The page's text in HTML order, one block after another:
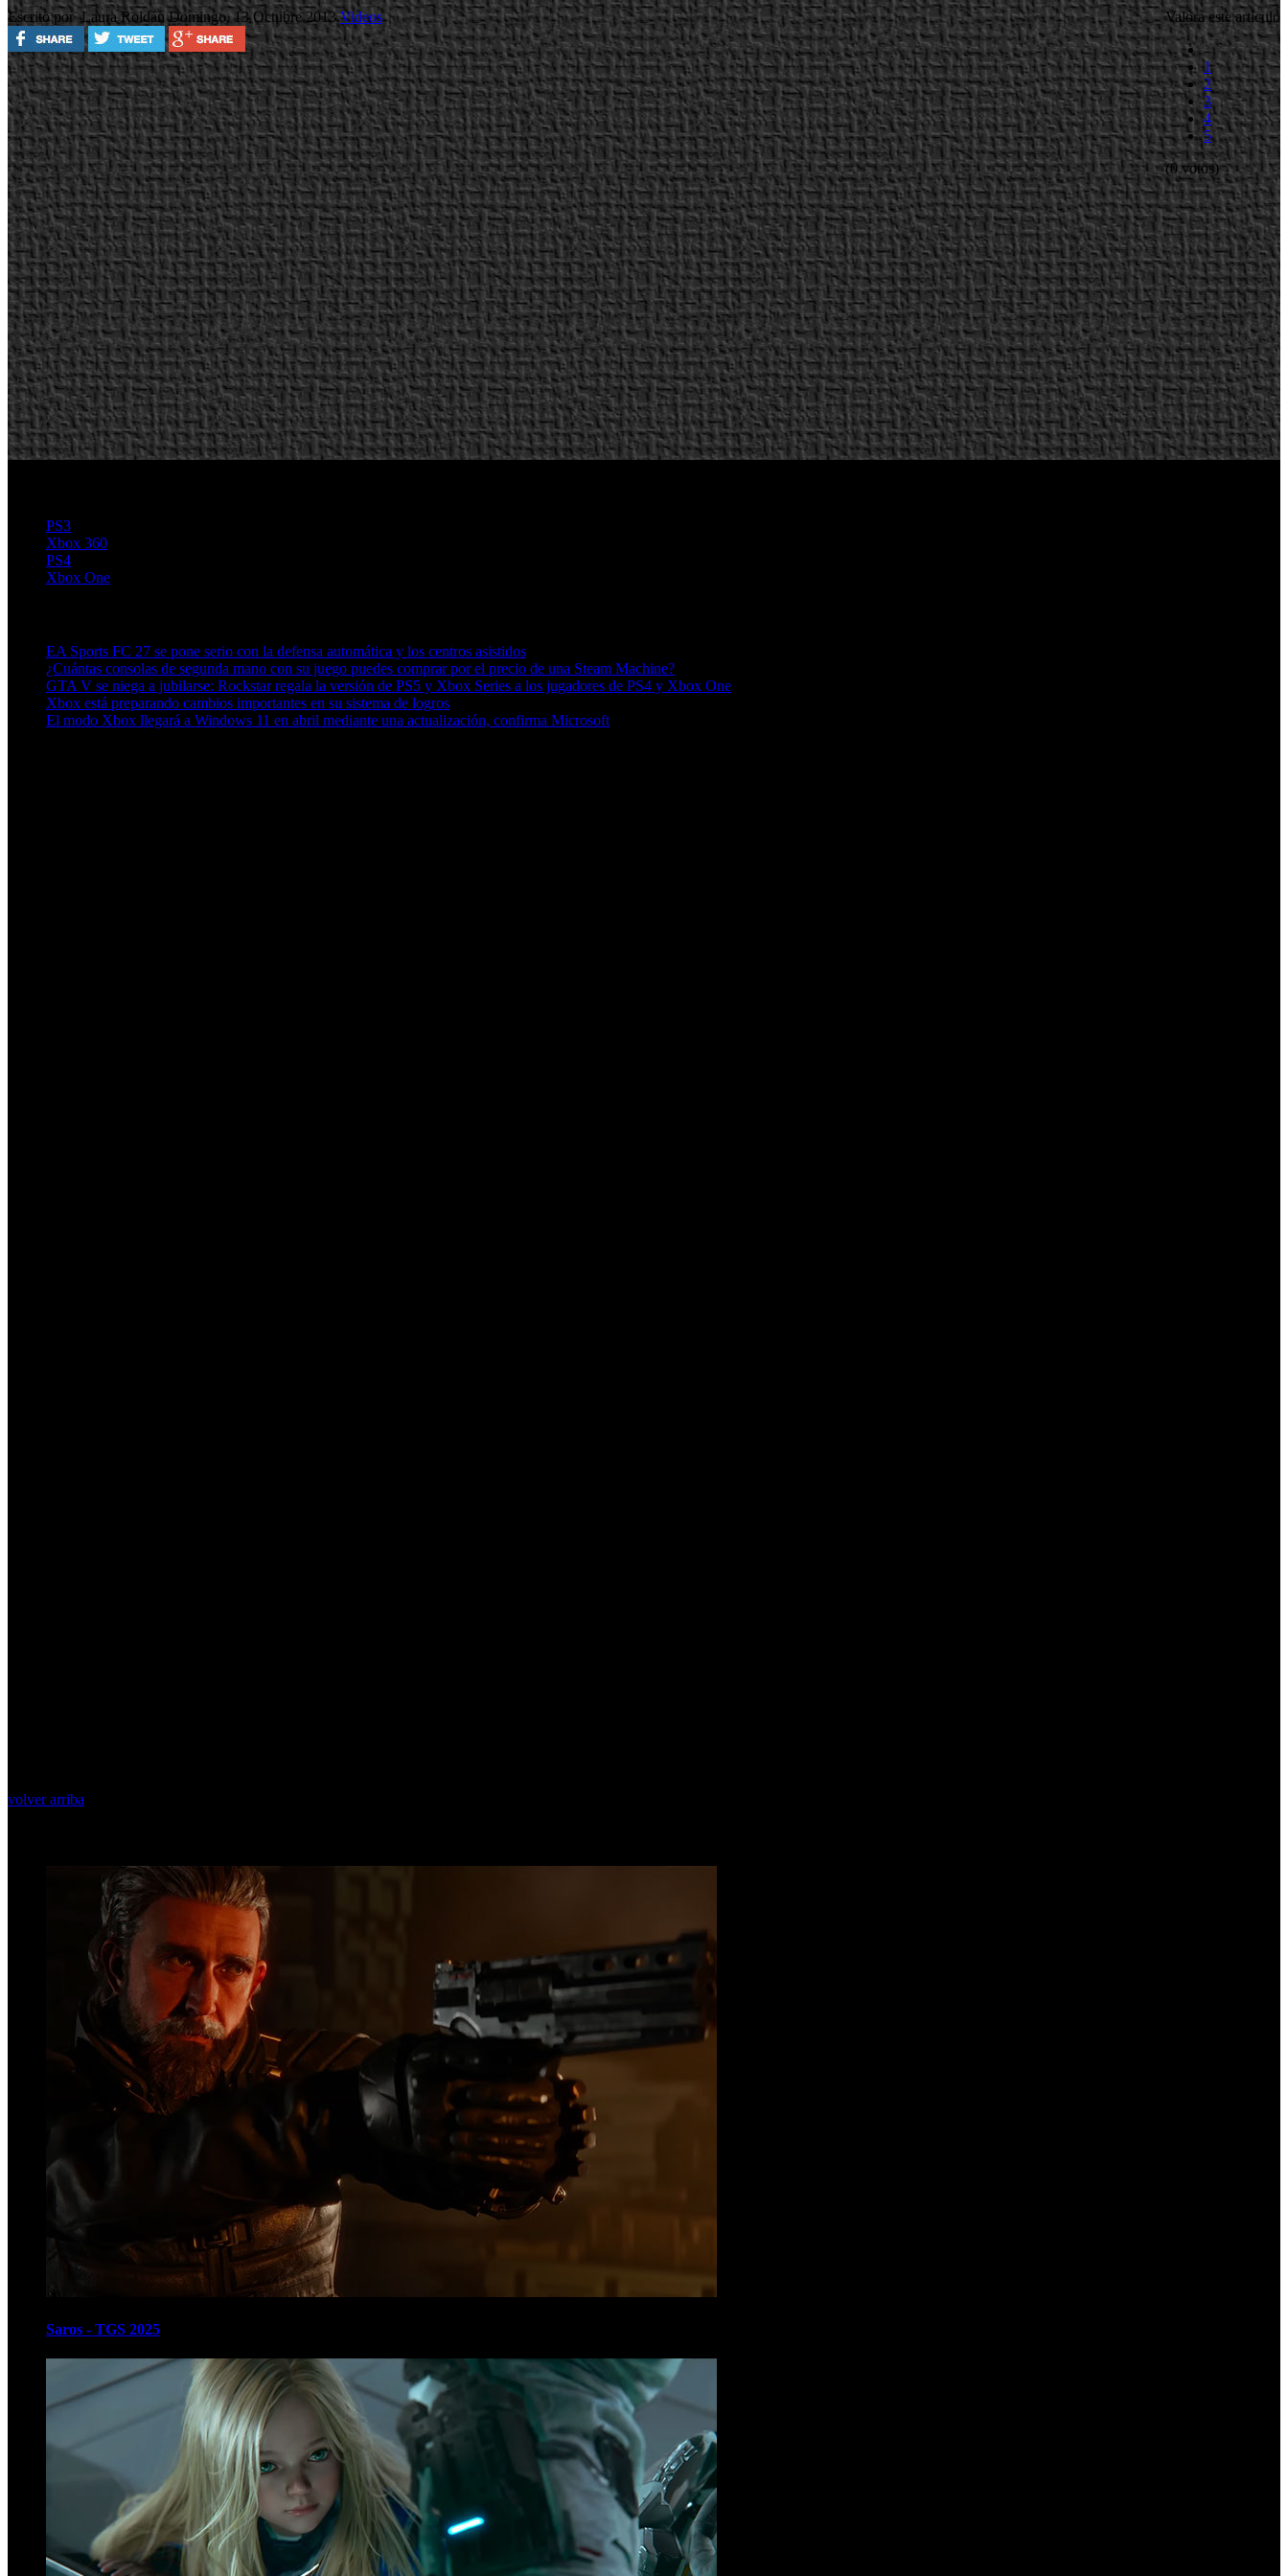
Escrito por Laura RoldánDomingo, 13 Octubre 2013Videos Valora este artículo
1
2
3
4
5
(0 votos)
PS3
Xbox 360
PS4
Xbox One
EA Sports FC 27 se pone serio con la defensa automática y los centros asistidos
¿Cuántas consolas de segunda mano con su juego puedes comprar por el precio de una Steam Machine?
GTA V se niega a jubilarse: Rockstar regala la versión de PS5 y Xbox Series a los jugadores de PS4 y Xbox One
Xbox está preparando cambios importantes en su sistema de logros
El modo Xbox llegará a Windows 11 en abril mediante una actualización, confirma Microsoft
volver arriba
Saros - TGS 2025